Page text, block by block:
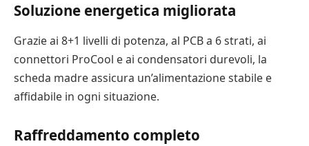
Soluzione energetica migliorata
Grazie ai 8+1 livelli di potenza, al PCB a 6 strati, ai
connettori ProCool e ai condensatori durevoli, la
scheda madre assicura un’alimentazione stabile e
affidabile in ogni situazione.
Raffreddamento completo